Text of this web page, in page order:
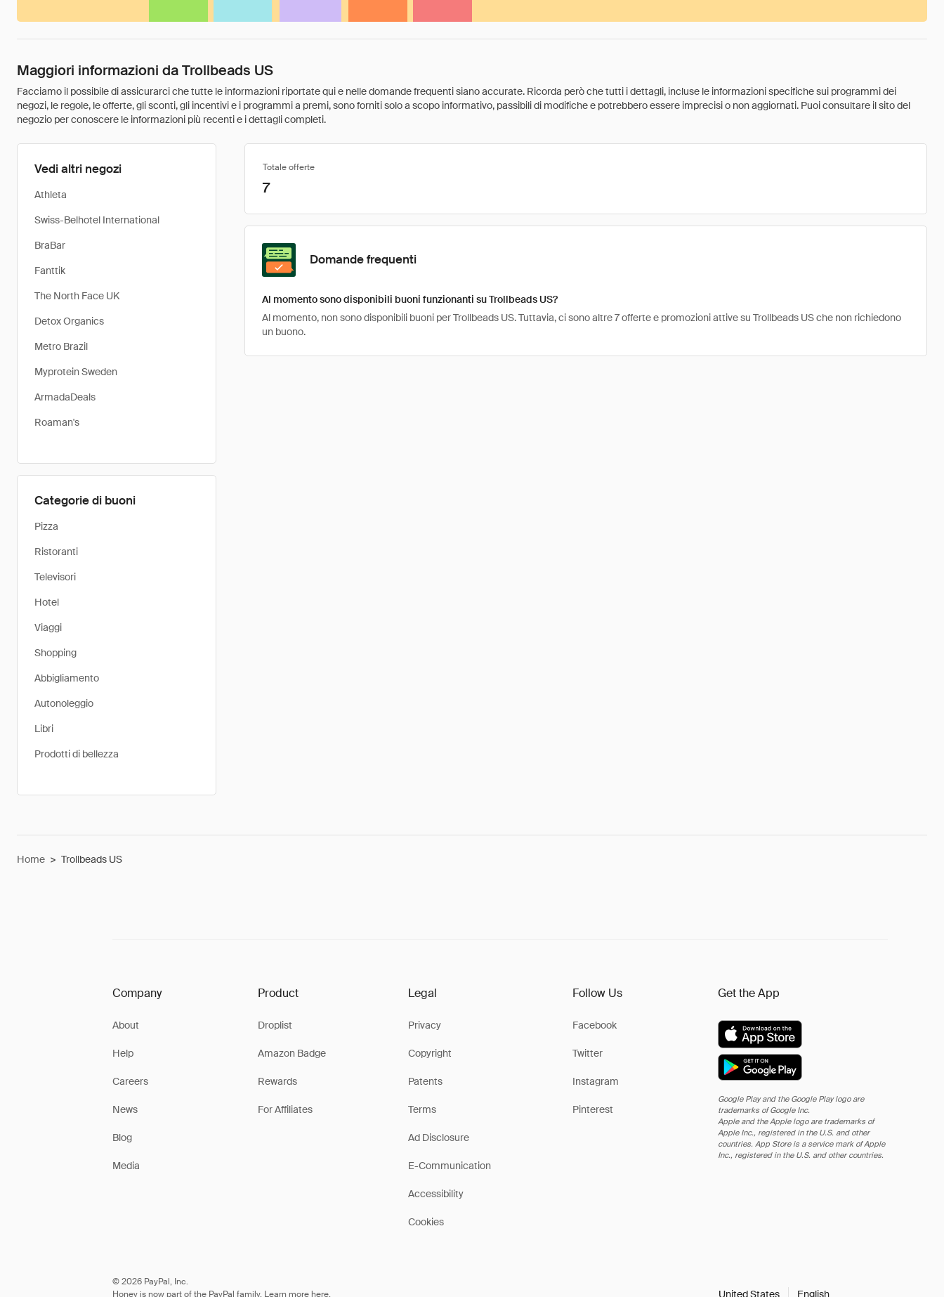
Maggiori informazioni da Trollbeads US
Facciamo il possibile di assicurarci che tutte le informazioni riportate qui e nelle domande frequenti siano accurate. Ricorda però che tutti i dettagli, incluse le informazioni specifiche sui programmi dei
negozi, le regole, le offerte, gli sconti, gli incentivi e i programmi a premi, sono forniti solo a scopo informativo, passibili di modifiche e potrebbero essere imprecisi o non aggiornati. Puoi consultare il sito del
negozio per conoscere le informazioni più recenti e i dettagli completi.
Vedi altri negozi
Athleta
Swiss-Belhotel International
BraBar
Fanttik
The North Face UK
Detox Organics
Metro Brazil
Myprotein Sweden
ArmadaDeals
Roaman's
Categorie di buoni
Pizza
Ristoranti
Televisori
Hotel
Viaggi
Shopping
Abbigliamento
Autonoleggio
Libri
Prodotti di bellezza
Totale offerte
7
Domande frequenti
Al momento sono disponibili buoni funzionanti su Trollbeads US?
Al momento, non sono disponibili buoni per Trollbeads US. Tuttavia, ci sono altre 7 offerte e promozioni attive su Trollbeads US che non richiedono
un buono.
Home > Trollbeads US
Company
About
Help
Careers
News
Blog
Media
Product
Droplist
Amazon Badge
Rewards
For Affiliates
Legal
Privacy
Copyright
Patents
Terms
Ad Disclosure
E-Communication
Accessibility
Cookies
Follow Us
Facebook
Twitter
Instagram
Pinterest
Get the App
Google Play and the Google Play logo are
trademarks of Google Inc.
Apple and the Apple logo are trademarks of
Apple Inc., registered in the U.S. and other
countries. App Store is a service mark of Apple
Inc., registered in the U.S. and other countries.
© 2026 PayPal, Inc.
Honey is now part of the PayPal family. Learn more here. United States English